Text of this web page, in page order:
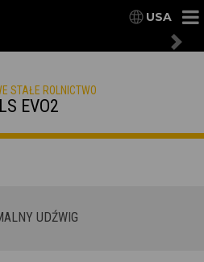
USA
STAŁE ROLNICTWO
EVO2
UDŹWIG